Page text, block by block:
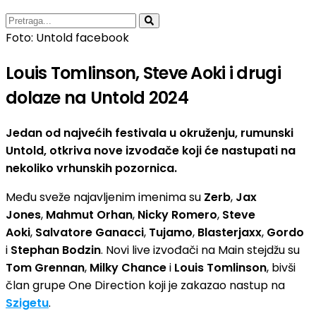
Foto: Untold facebook
Louis Tomlinson, Steve Aoki i drugi
dolaze na Untold 2024
Jedan od najvećih festivala u okruženju, rumunski
Untold, otkriva nove izvođače koji će nastupati na
nekoliko vrhunskih pozornica.
Među sveže najavljenim imenima su Zerb, Jax
Jones, Mahmut Orhan, Nicky Romero, Steve
Aoki, Salvatore Ganacci, Tujamo, Blasterjaxx, Gordo
i Stephan Bodzin. Novi live izvođači na Main stejdžu su
Tom Grennan, Milky Chancei Louis Tomlinson, bivši
član grupe One Direction koji je zakazao nastup na
Szigetu.